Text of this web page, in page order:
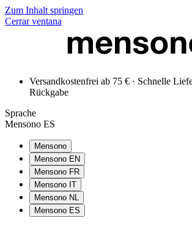
Zum Inhalt springen
Cerrar ventana
Versandkostenfrei ab 75 € · Schnelle
Rückgabe
Sprache
Mensono ES
Mensono
Mensono EN
Mensono FR
Mensono IT
Mensono NL
Mensono ES